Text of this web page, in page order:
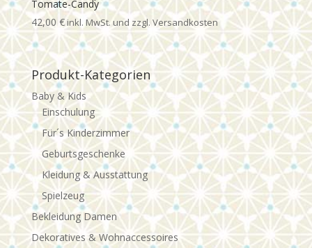
Tomate-Candy
42,00 €
Produkt-Kategorien
Baby & Kids
Einschulung
Für´s Kinderzimmer
Geburtsgeschenke
Kleidung & Ausstattung
Spielzeug
Bekleidung Damen
Dekoratives & Wohnaccessoires